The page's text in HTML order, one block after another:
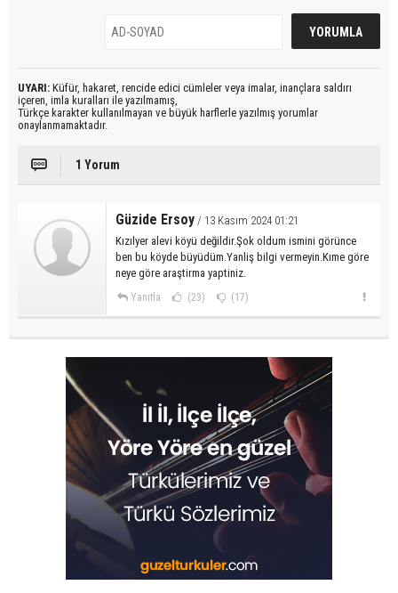
UYARI: Küfür, hakaret, rencide edici cümleler veya imalar, inançlara saldırı
içeren, imla kuralları ile yazılmamış,
Türkçe karakter kullanılmayan ve büyük harflerle yazılmış yorumlar
onaylanmamaktadır.
1 Yorum
Güzide Ersoy / 13 Kasım 2024 01:21
Kızılyer alevi köyü değildir.Şok oldum ismini görünce
ben bu köyde büyüdüm.Yanliş bilgi vermeyin.Kıme göre
neye göre araştirma yaptiniz.
Yanıtla (23) (17)